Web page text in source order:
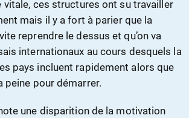
vitale, ces structures ont su travailler
mais il y a fort à parier que la
reprendre le dessus et qu’on va
internationaux au cours desquels la
pays incluent rapidement alors que
peine pour démarrer.
une disparition de la motivation